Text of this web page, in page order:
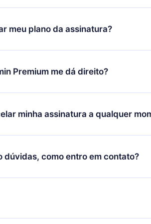
nosso aplicativo e começar a
satisfeito com nossa plataforma, basta
(contato@12min.com) em até 7 dias
meu plano da assinatura?
só se aplicará a partir do próximo
decidiu mudar sua assinatura mensal
o plano anual, o novo plano só será
Premium me dá direito?
é um plano que te garante acesso a
em 3 línguas (Inglês, espanhol e
momento através do nosso aplicativo
minha assinatura a qualquer
por não renovar sua assinatura do
e o próximo ciclo de cobrança não
dúvidas, como entro em contato?
para entrar em contato por